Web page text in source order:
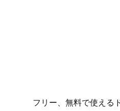
フリー、無料で使える